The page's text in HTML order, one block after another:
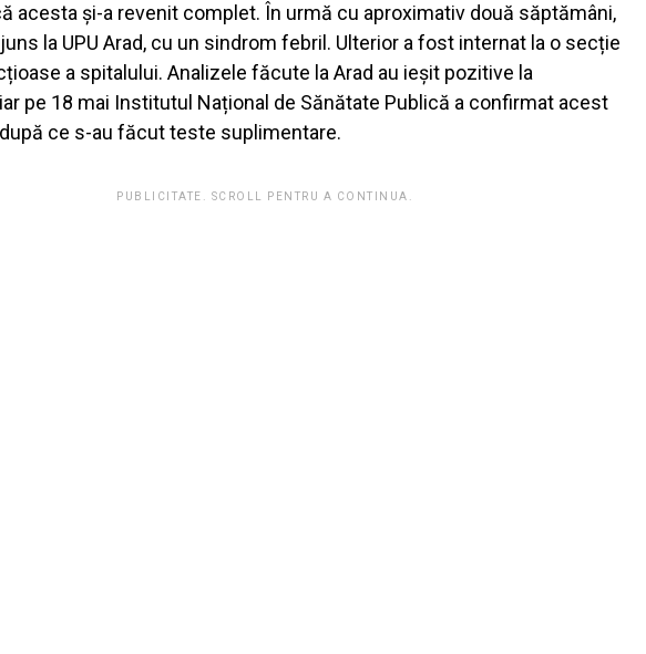
acesta și-a revenit complet. În urmă cu aproximativ două săptămâni,
la UPU Arad, cu un sindrom febril. Ulterior a fost internat la o secție
a spitalului. Analizele făcute la Arad au ieșit pozitive la
pe 18 mai Institutul Național de Sănătate Publică a confirmat acest
ce s-au făcut teste suplimentare.
PUBLICITATE. SCROLL PENTRU A CONTINUA.